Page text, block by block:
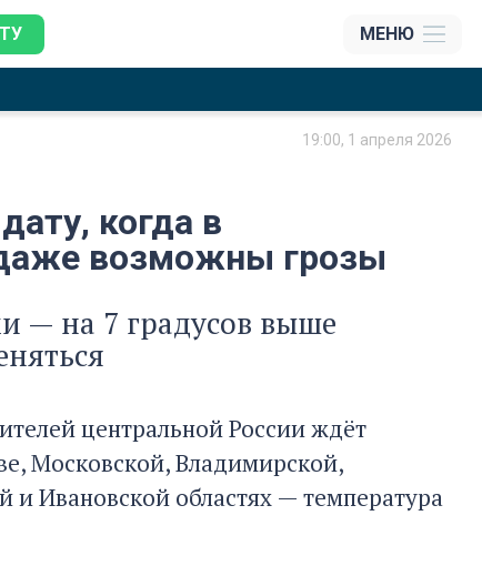
МЕНЮ
19:00, 1 апреля 2026
когда в
возможны грозы
— на 7 градусов выше
центральной России ждёт
Московской, Владимирской,
и Ивановской областях — температура